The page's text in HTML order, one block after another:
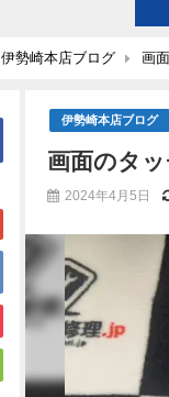
伊勢崎本店ブログ 画
伊勢崎本店ブログ
画面のタ
2024年4月5日